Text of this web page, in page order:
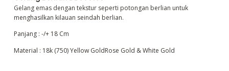
Gelang emas dengan tekstur seperti potongan berlian untuk
menghasilkan kilauan seindah berlian.
Panjang : -/+ 18 Cm
Material : 18k (750) Yellow GoldRose Gold & White Gold